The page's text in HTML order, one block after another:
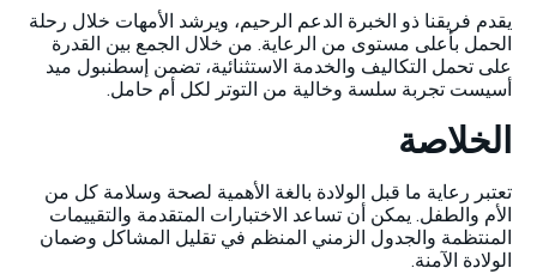
يقدم فريقنا ذو الخبرة الدعم الرحيم، ويرشد الأمهات خلال رحلة
الحمل بأعلى مستوى من الرعاية. من خلال الجمع بين القدرة
على تحمل التكاليف والخدمة الاستثنائية، تضمن إسطنبول ميد
أسيست تجربة سلسة وخالية من التوتر لكل أم حامل.
الخلاصة
تعتبر رعاية ما قبل الولادة بالغة الأهمية لصحة وسلامة كل من
الأم والطفل. يمكن أن تساعد الاختبارات المتقدمة والتقييمات
المنتظمة والجدول الزمني المنظم في تقليل المشاكل وضمان
الولادة الآمنة.